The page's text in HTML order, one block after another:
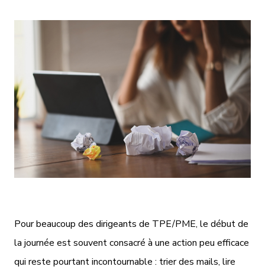
Pour beaucoup des dirigeants de TPE/PME, le début de
la journée est souvent consacré à une action peu efficace
qui reste pourtant incontournable : trier des mails, lire